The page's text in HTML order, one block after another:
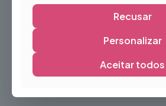
Decoração de estilo gótico
Caveira Decorativa
é a escolha
atmosfera arrepiante e memorável,
toque de realismo e personalidade a
de Halloween ou evento temático.
Recusar
Personalizar
Aceitar todos